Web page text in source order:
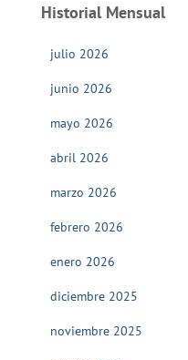
Historial Mensual
julio 2026
junio 2026
mayo 2026
abril 2026
marzo 2026
febrero 2026
enero 2026
diciembre 2025
noviembre 2025